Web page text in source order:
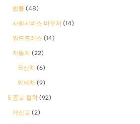
법률 (48)
사회서비스 바우처 (14)
워드프레스 (14)
자동차 (22)
국산차 (6)
외제차 (9)
5 종교 철학 (92)
개신교 (2)